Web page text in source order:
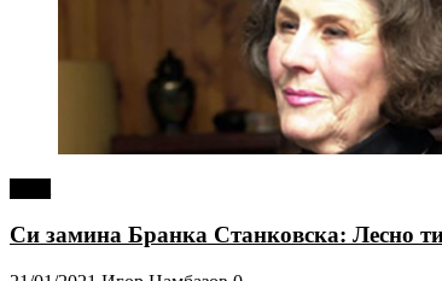
Си замина Бранка Станковска: Лесно